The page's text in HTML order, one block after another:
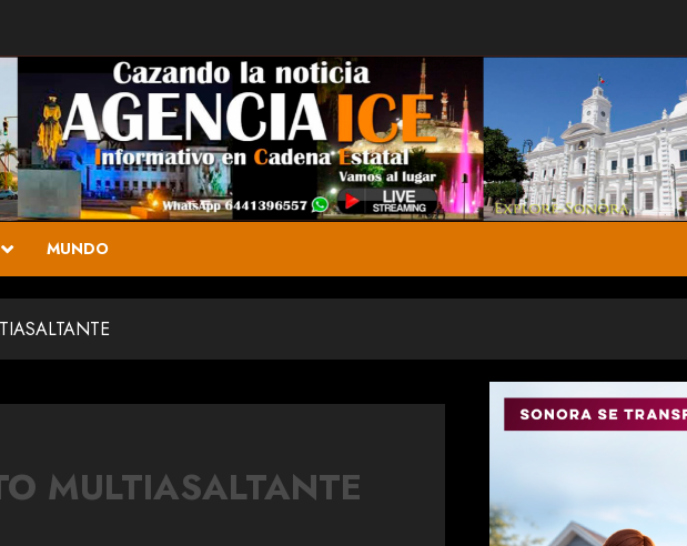
MUNDO
MULTIASALTANTE